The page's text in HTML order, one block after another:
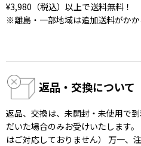
¥3,980（税込）以上で送料無料！
※離島・一部地域は追加送料がかか
返品・交換について
返品、交換は、未開封・未使用で
だいた場合のみお受けいたします
はご対応しておりません） 万一、